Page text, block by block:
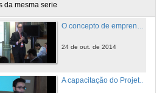
da mesma serie
O concepto de emprendedor e a empresa familiar
24 de out. de 2014